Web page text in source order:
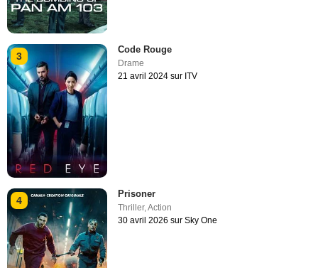
3
Code Rouge
Drame
21 avril 2024 sur ITV
4
Prisoner
Thriller,Action
30 avril 2026 sur Sky One